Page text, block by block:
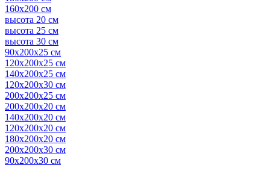
160х200 см
высота 20 см
высота 25 см
высота 30 см
90х200х25 см
120х200х25 см
140х200х25 см
120х200х30 см
200х200х25 см
200х200х20 см
140х200х20 см
120х200х20 см
180х200х20 см
200х200х30 см
90х200х30 см